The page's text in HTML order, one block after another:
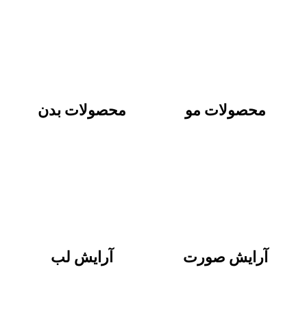
محصولات مو محصولات بدن
آرایش صورت آرایش لب